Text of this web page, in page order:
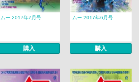
ムー 2017年7月号
購入
ムー 2017年6月号
購入